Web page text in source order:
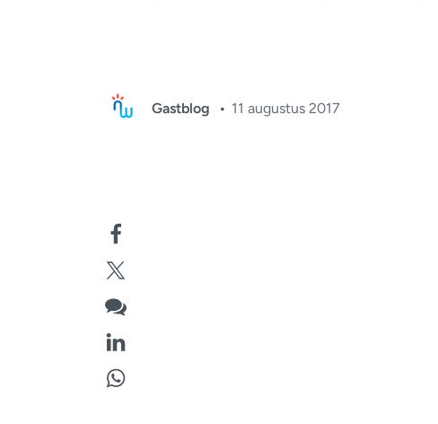
Gastblog 11 augustus 2017